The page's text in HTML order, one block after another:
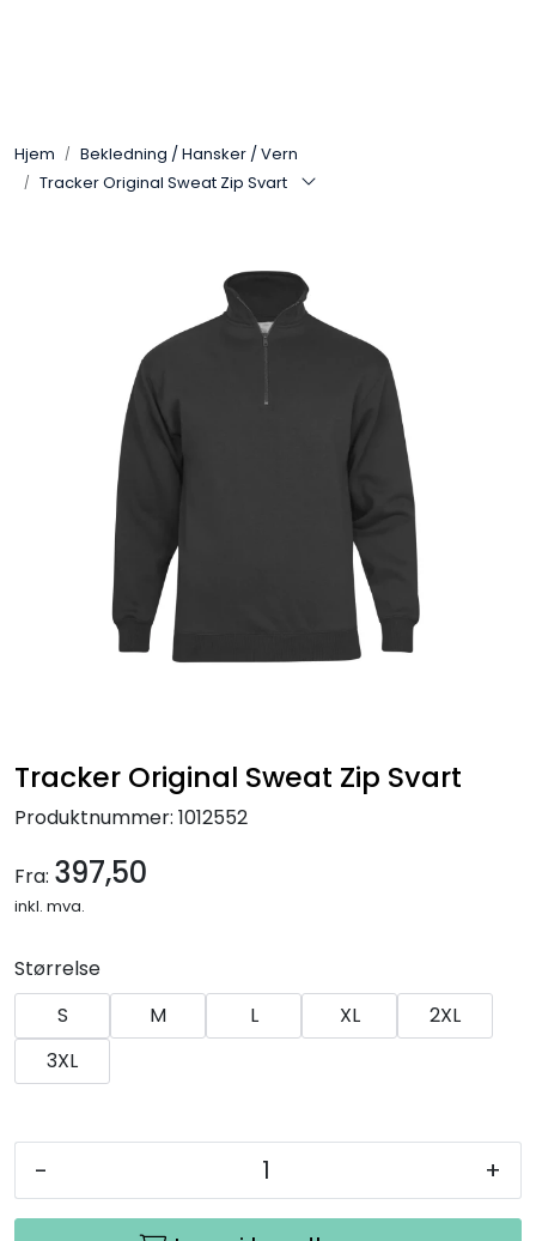
Hjem
Bekledning / Hansker / Vern
Tracker Original Sweat Zip Svart
Tracker Original Sweat Zip Svart
Produktnummer: 1012552
Fra: 397,50
inkl. mva.
Størrelse
S
M L XL
2XL
3XL
- +
Batteri / Booster / Lader